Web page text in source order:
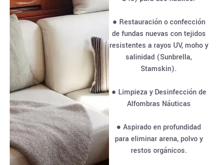
● Restauración o confección
de fundas nuevas con tejidos
resistentes a rayos UV, moho y
salinidad (Sunbrella,
Stamskin).
● Limpieza y Desinfección de
Alfombras Náuticas
● Aspirado en profundidad
para eliminar arena, polvo y
restos orgánicos.